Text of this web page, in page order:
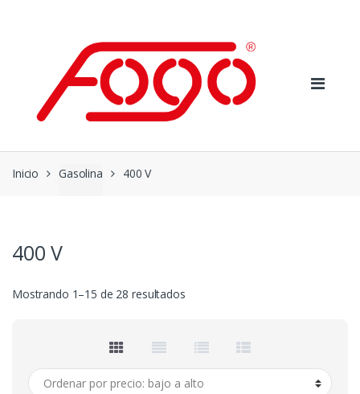
Inicio Gasolina 400 V
400 V
Mostrando 1–15 de 28 resultadosOrdenado
bajo
a
alto